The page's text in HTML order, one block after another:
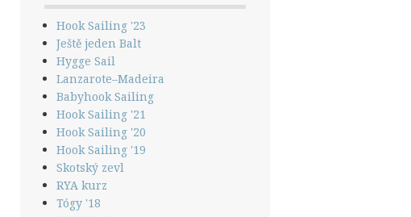
Hook Sailing '23
Ještě jeden Balt
Hygge Sail
Lanzarote–Madeira
Babyhook Sailing
Hook Sailing '21
Hook Sailing '20
Hook Sailing '19
Skotský zevl
RYA kurz
Tógy '18